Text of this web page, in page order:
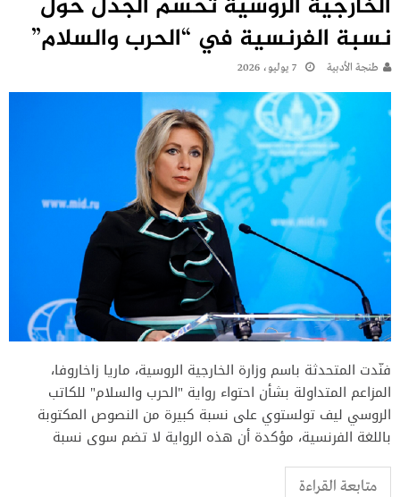
نسبة الفرنسية في “الحرب والسلام”
طنجة الأدبية 7 يوليو، 2026
فنّدت المتحدثة باسم وزارة الخارجية الروسية، ماريا زاخاروفا،
المزاعم المتداولة بشأن احتواء رواية "الحرب والسلام" للكاتب
الروسي ليف تولستوي على نسبة كبيرة من النصوص المكتوبة
باللغة الفرنسية، مؤكدة أن هذه الرواية لا تضم سوى نسبة
متابعة القراءة